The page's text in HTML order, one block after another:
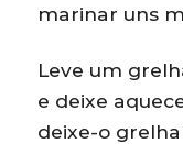
marinar uns
Leve um
e deixe
deixe-o